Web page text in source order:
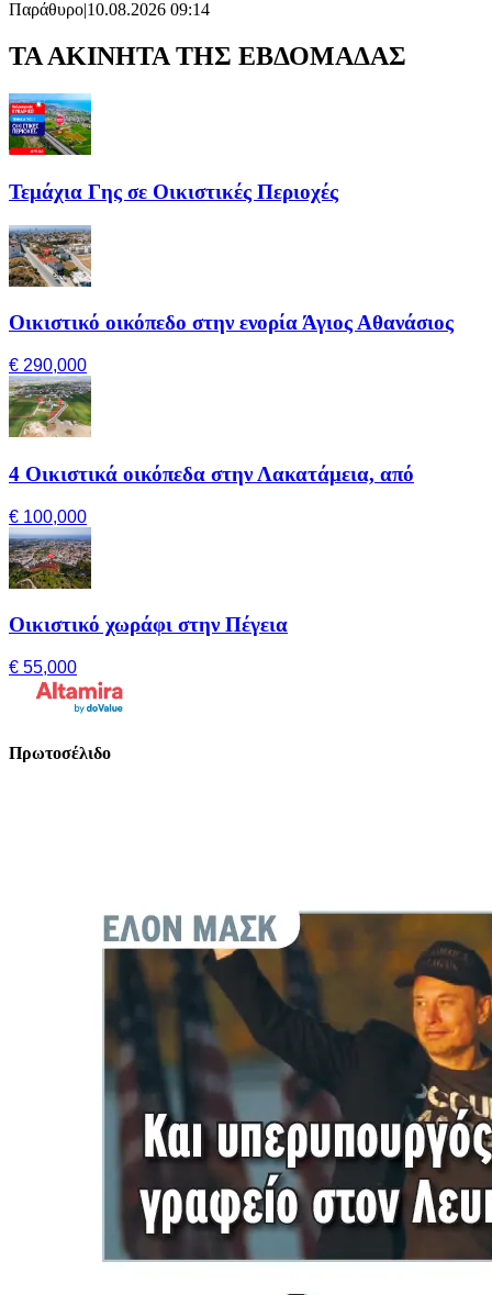
Παράθυρο|10.08.2026 09:14
ΤΑ ΑΚΙΝΗΤΑ ΤΗΣ ΕΒΔΟΜΑΔΑΣ
Τεμάχια Γης σε Οικιστικές Περιοχές
Οικιστικό οικόπεδο στην ενορία Άγιος Αθανάσιος
€ 290,000
4 Οικιστικά οικόπεδα στην Λακατάμεια, από
€ 100,000
Οικιστικό χωράφι στην Πέγεια
€ 55,000
Πρωτοσέλιδο